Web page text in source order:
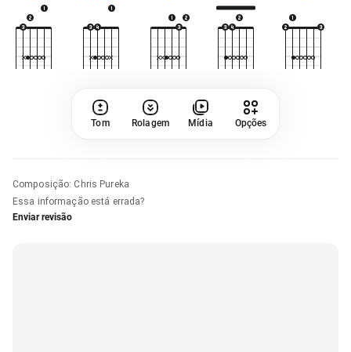
Tom Rolagem Mídia Opções
Composição: Chris Pureka
Essa informação está errada?
Enviar revisão